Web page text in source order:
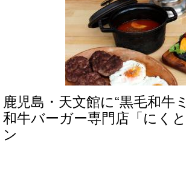
鹿児島・天文館に“黒毛和牛
和牛バーガー専門店「にく
ン